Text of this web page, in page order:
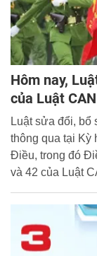
Hôm nay,
của Luật
Luật sửa đổi, bổ
thông qua tại Kỳ
Điều, trong đó
và 42 của Luật